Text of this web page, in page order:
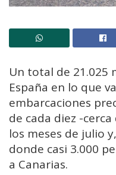
Un total de 21.025
España en lo que
embarcaciones
de cada diez -
los meses de julio
donde casi 3.000
a Canarias.